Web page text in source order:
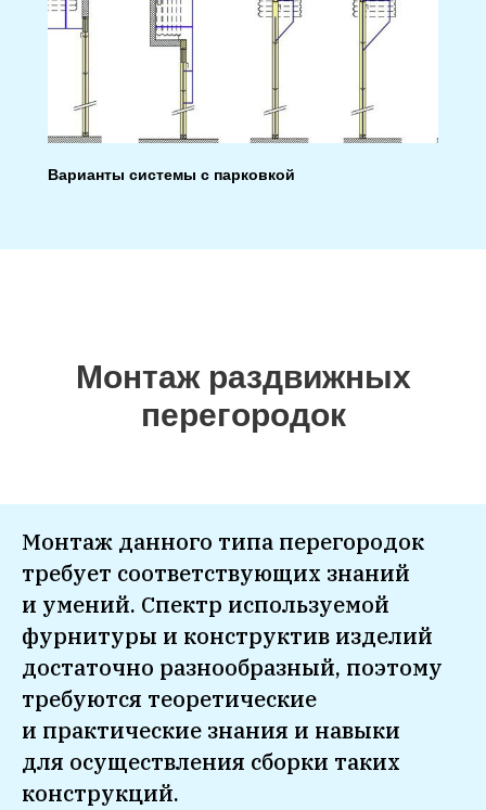
Варианты системы с парковкой
Монтаж раздвижных
перегородок
Монтаж данного типа перегородок
требует соответствующих знаний
и умений. Спектр используемой
фурнитуры и конструктив изделий
достаточно разнообразный, поэтому
требуются теоретические
и практические знания и навыки
для осуществления сборки таких
конструкций.